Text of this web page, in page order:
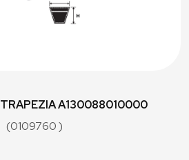
A130088010000
(0109760 )